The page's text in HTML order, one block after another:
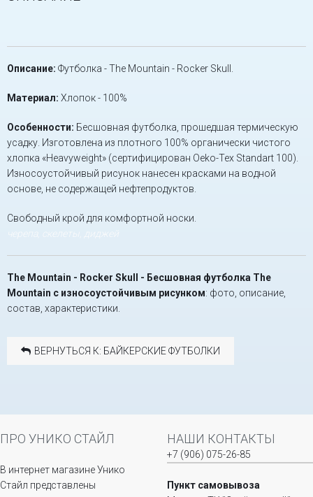
Описание: Футболка - The Mountain - Rocker Skull.
Материал: Хлопок - 100%
Особенности: Бесшовная футболка, прошедшая термическую
усадку. Изготовлена из плотного 100% органически чистого
хлопка «Heavyweight» (сертифицирован Oeko-Tex Standart 100).
Износоустойчивый рисунок нанесен красками на водной
основе, не содержащей нефтепродуктов.
Свободный крой для комфортной носки.
черепа, скелеты, диджей
The Mountain - Rocker Skull - Бесшовная футболка The
Mountain с износоустойчивым рисунком: фото, описание,
состав, характеристики.
ВЕРНУТЬСЯ К: БАЙКЕРСКИЕ ФУТБОЛКИ
ПРО УНИКО СТАЙЛ
В интернет магазине Унико
Стайл представлены
НАШИ КОНТАКТЫ
+7 (906) 075-26-85
Пункт самовывоза